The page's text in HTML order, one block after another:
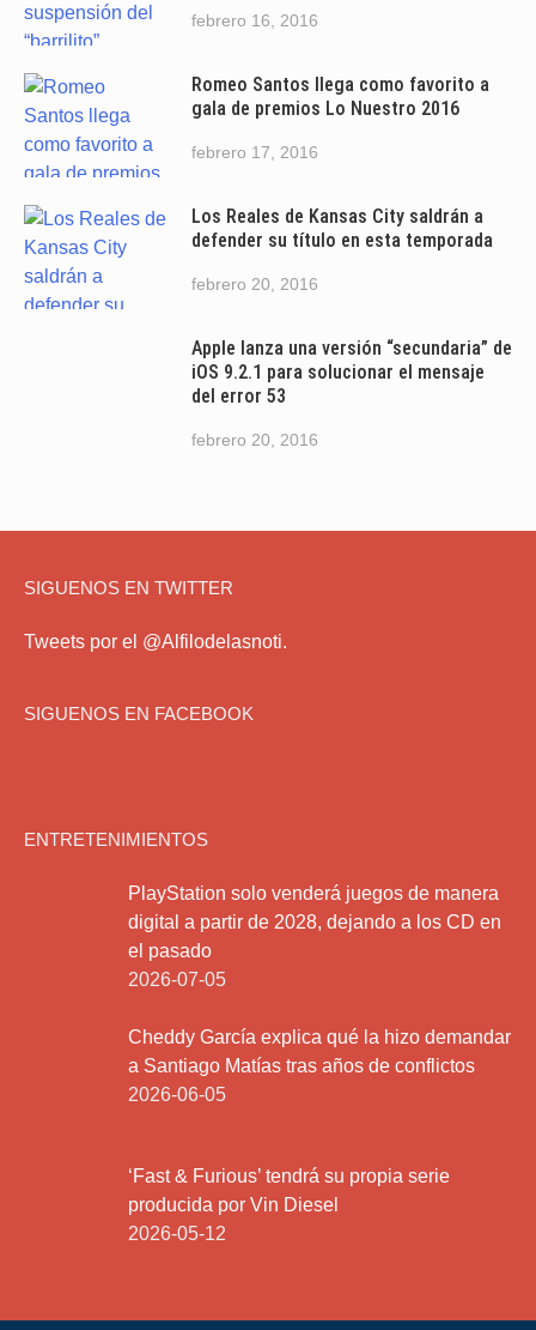
febrero 16, 2016
Romeo Santos llega como favorito a
gala de premios Lo Nuestro 2016
febrero 17, 2016
Los Reales de Kansas City saldrán a
defender su título en esta temporada
febrero 20, 2016
Apple lanza una versión “secundaria” de
iOS 9.2.1 para solucionar el mensaje
del error 53
febrero 20, 2016
SIGUENOS EN TWITTER
Tweets por el @Alfilodelasnoti.
SIGUENOS EN FACEBOOK
ENTRETENIMIENTOS
PlayStation solo venderá juegos de manera
digital a partir de 2028, dejando a los CD en
el pasado
2026-07-05
Cheddy García explica qué la hizo demandar
a Santiago Matías tras años de conflictos
2026-06-05
‘Fast & Furious’ tendrá su propia serie
producida por Vin Diesel
2026-05-12